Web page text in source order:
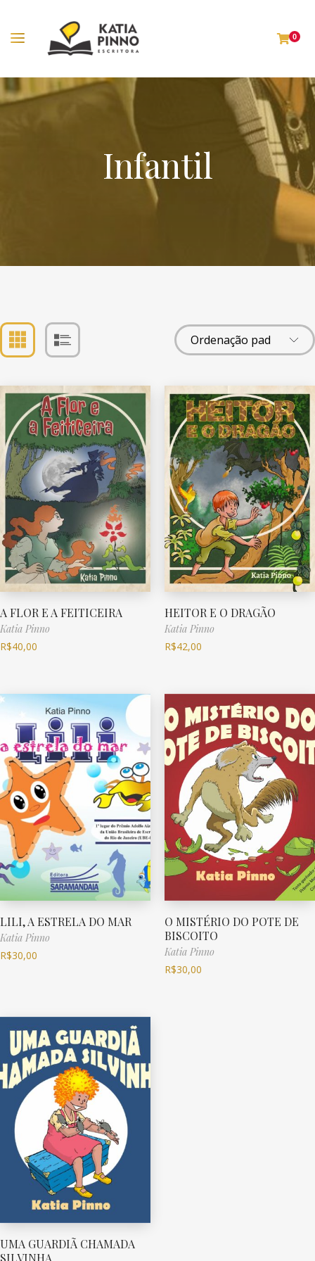
0
Infantil
A FLOR E A FEITICEIRA
Katia Pinno
R$40,00
HEITOR E O DRAGÃO
Katia Pinno
R$42,00
LILI, A ESTRELA DO MAR
Katia Pinno
R$30,00
O MISTÉRIO DO POTE DE
BISCOITO
Katia Pinno
R$30,00
UMA GUARDIÃ CHAMADA
SILVINHA